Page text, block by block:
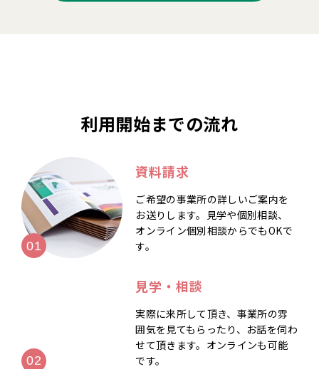
利用開始までの流れ
資料請求
ご希望の事業所の詳しいご案内を
お送りします。見学や個別相談、
オンライン個別相談からでもOKで
す。
見学・相談
実際に来所して頂き、事業所の雰
囲気を見てもらったり、お話を伺わ
せて頂きます。オンラインも可能
です。